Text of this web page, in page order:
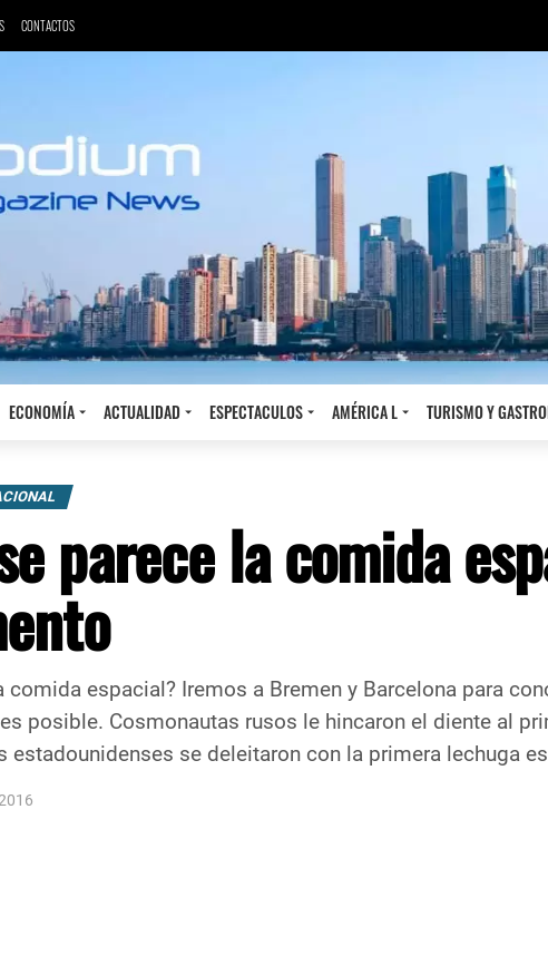
CONTACTOS
ECONOMÍA ACTUALIDAD ESPECTACULOS AMÉRICA L TURISMO Y
parece la comida
comida espacial? Iremos a Bremen y Barcelona para
posible. Cosmonautas rusos le hincaron el diente al
estadounidenses se deleitaron con la primera lechuga